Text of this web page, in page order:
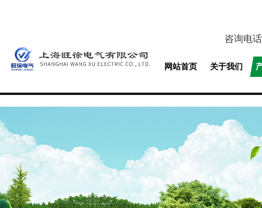
咨询电
网站首页 关于我们